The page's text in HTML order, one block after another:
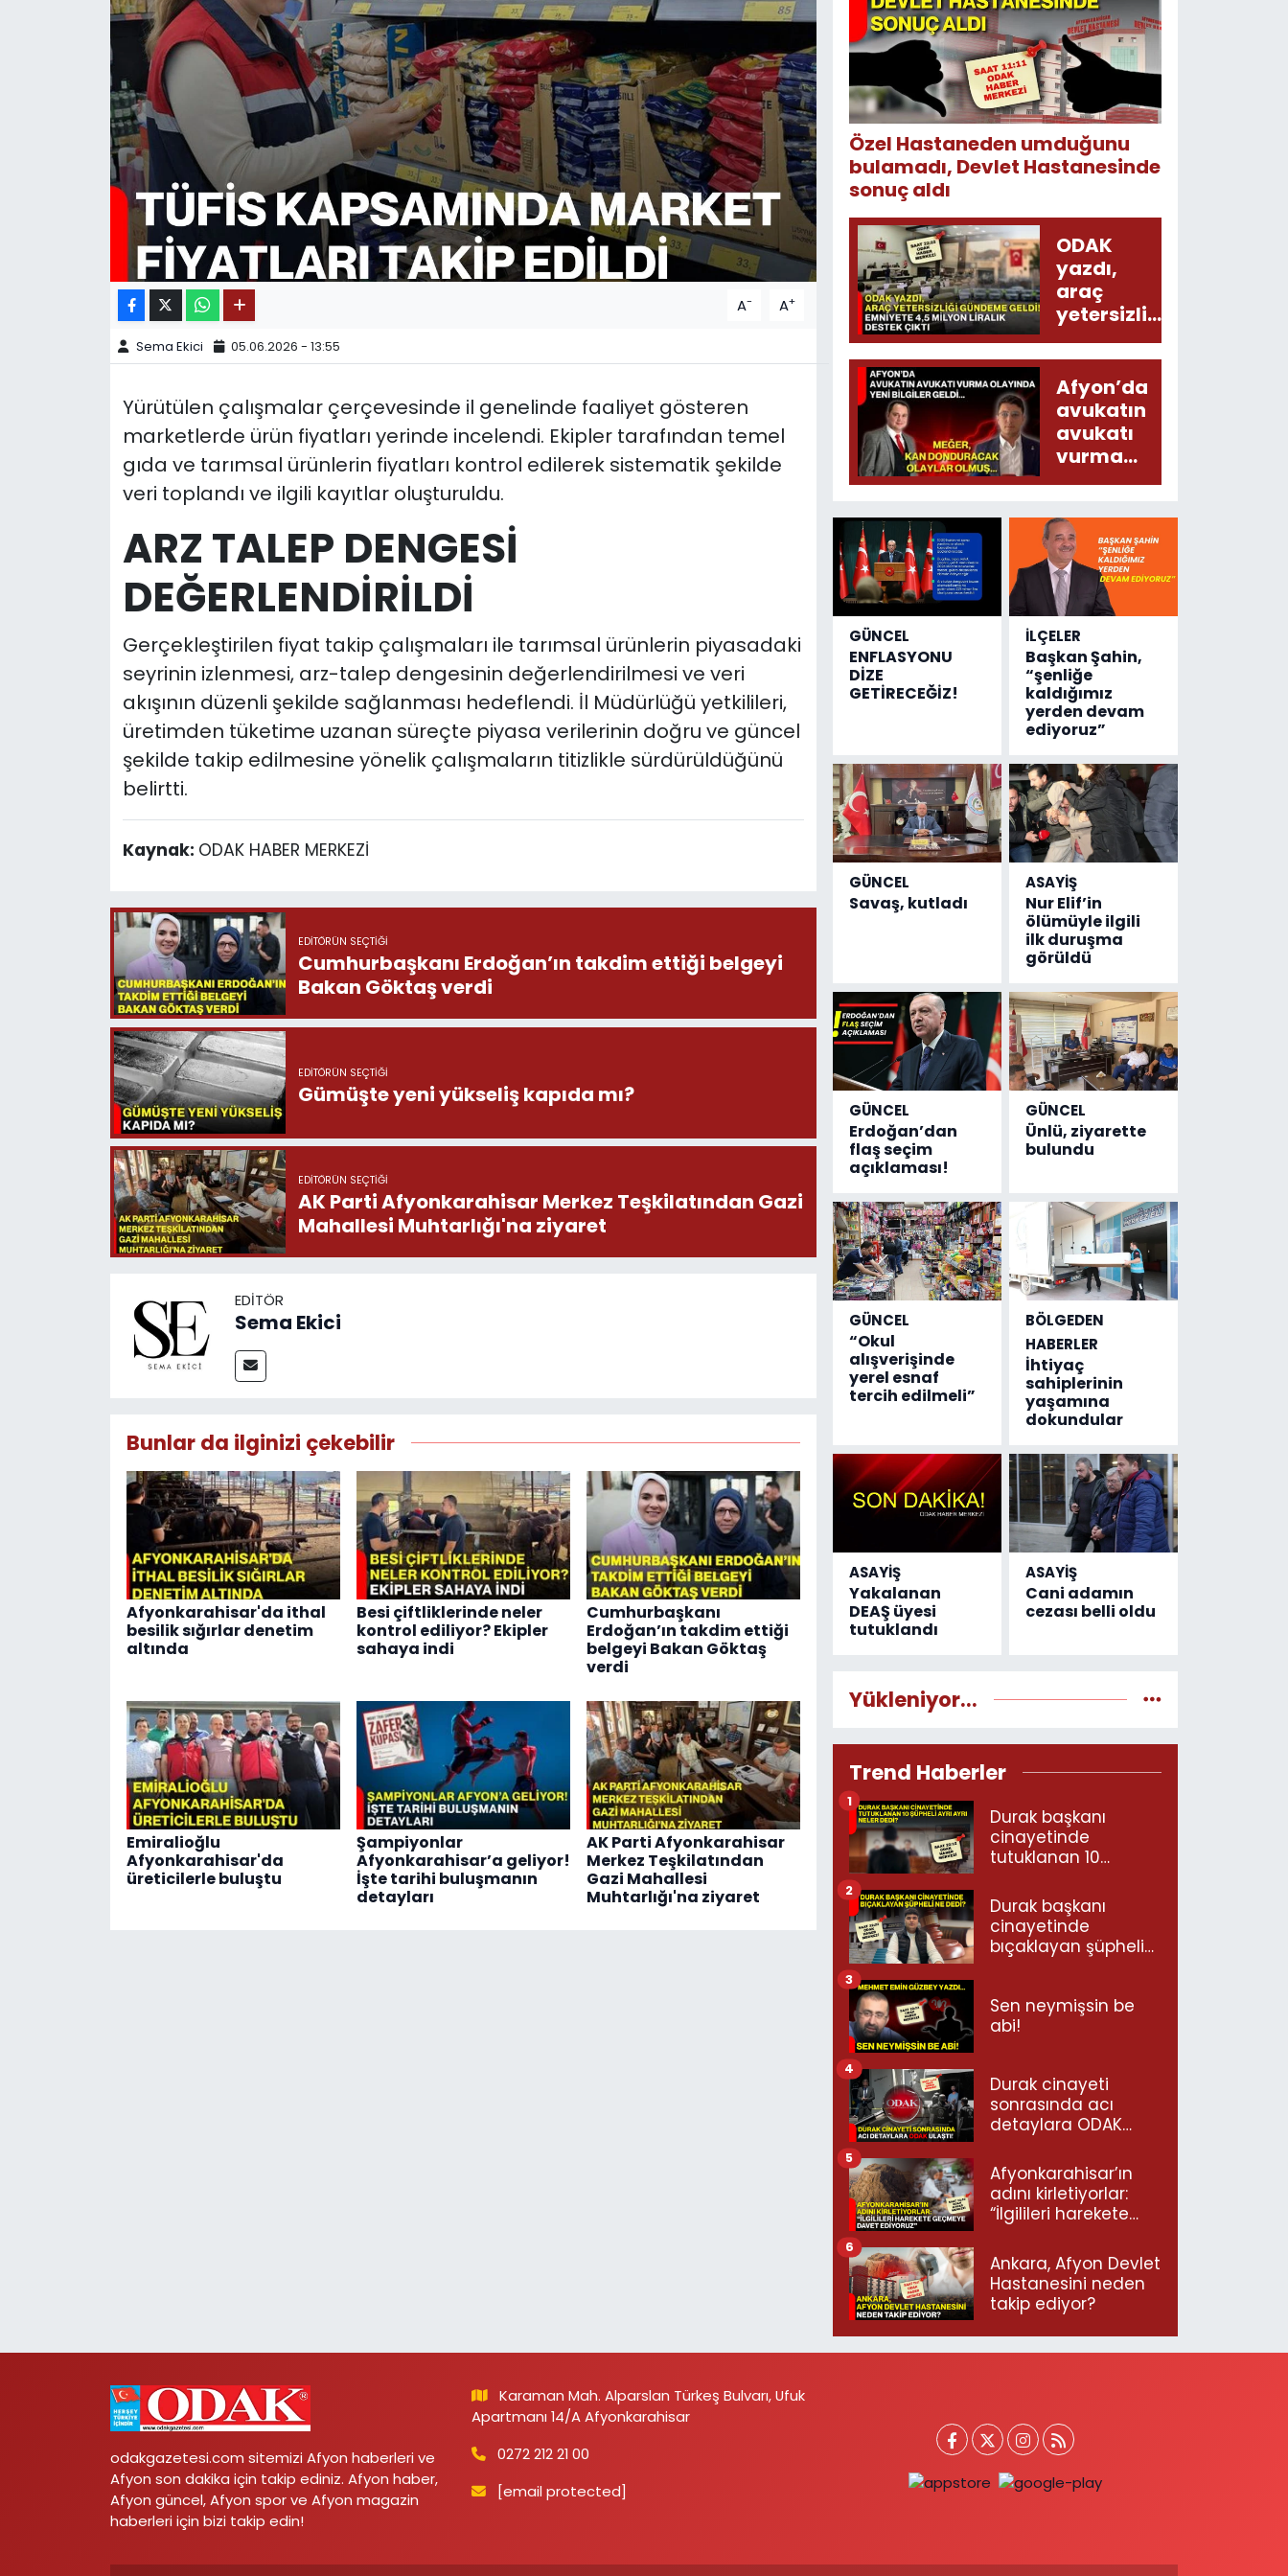
A- A+
Sema Ekici 05.06.2026 - 13:55
Yürütülen çalışmalar çerçevesinde il genelinde faaliyet gösteren
marketlerde ürün fiyatları yerinde incelendi. Ekipler tarafından temel
gıda ve tarımsal ürünlerin fiyatları kontrol edilerek sistematik şekilde
veri toplandı ve ilgili kayıtlar oluşturuldu.
ARZ TALEP DENGESİ
DEĞERLENDİRİLDİ
Gerçekleştirilen fiyat takip çalışmaları ile tarımsal ürünlerin piyasadaki
seyrinin izlenmesi, arz-talep dengesinin değerlendirilmesi ve veri
akışının düzenli şekilde sağlanması hedeflendi. İl Müdürlüğü yetkilileri,
üretimden tüketime uzanan süreçte piyasa verilerinin doğru ve güncel
şekilde takip edilmesine yönelik çalışmaların titizlikle sürdürüldüğünü
belirtti.
Kaynak: ODAK HABER MERKEZİ
EDITÖRÜN SEÇTIĞI
Cumhurbaşkanı Erdoğan’ın takdim ettiği belgeyi
Bakan Göktaş verdi
EDITÖRÜN SEÇTIĞI
Gümüşte yeni yükseliş kapıda mı?
EDITÖRÜN SEÇTIĞI
AK Parti Afyonkarahisar Merkez Teşkilatından Gazi
Mahallesi Muhtarlığı'na ziyaret
EDITÖR
Sema Ekici
Bunlar da ilginizi çekebilir
Afyonkarahisar'da ithal
besilik sığırlar denetim
altında
Besi çiftliklerinde neler
kontrol ediliyor? Ekipler
sahaya indi
Cumhurbaşkanı
Erdoğan’ın takdim ettiği
belgeyi Bakan Göktaş
verdi
Emiralioğlu
Afyonkarahisar'da
üreticilerle buluştu
Şampiyonlar
Afyonkarahisar’a geliyor!
İşte tarihi buluşmanın
detayları
AK Parti Afyonkarahisar
Merkez Teşkilatından
Gazi Mahallesi
Muhtarlığı'na ziyaret
Özel Hastaneden umduğunu
bulamadı, Devlet Hastanesinde
sonuç aldı
ODAK
yazdı,
araç
yetersizliği
gündeme
geldi!
Emniyete
4,5 milyon
liralık
destek
Afyon’da
avukatın
avukatı
vurma
olayında
geldi...
Meğer, kan
donduracak
olaylar
olmuş...
GÜNCEL
ENFLASYONU
DİZE
GETİRECEĞİZ!
İLÇELER
Başkan Şahin,
“şenliğe
kaldığımız
yerden devam
ediyoruz”
GÜNCEL
Savaş, kutladı
ASAYİŞ
Nur Elif’in
ölümüyle ilgili
ilk duruşma
görüldü
GÜNCEL
Erdoğan’dan
flaş seçim
açıklaması!
GÜNCEL
Ünlü, ziyarette
bulundu
GÜNCEL
“Okul
alışverişinde
yerel esnaf
tercih edilmeli”
BÖLGEDEN
HABERLER
İhtiyaç
sahiplerinin
yaşamına
dokundular
ASAYİŞ
Yakalanan
DEAŞ üyesi
tutuklandı
ASAYİŞ
Cani adamın
cezası belli oldu
Yükleniyor...
Trend Haberler
Durak başkanı
cinayetinde
tutuklanan 10
neler dedi?
1
Durak başkanı
cinayetinde
bıçaklayan şüpheli
2
Sen neymişsin be
abi!
3
Durak cinayeti
sonrasında acı
detaylara ODAK
4
Afyonkarahisar’ın
adını kirletiyorlar:
“İlgilileri harekete
ediyoruz”
5
Ankara, Afyon Devlet
Hastanesini neden
takip ediyor?
6
odakgazetesi.com sitemizi Afyon haberleri ve
Afyon son dakika için takip ediniz. Afyon haber,
Afyon güncel, Afyon spor ve Afyon magazin
haberleri için bizi takip edin!
Karaman Mah. Alparslan Türkeş Bulvarı, Ufuk
Apartmanı 14/A Afyonkarahisar
0272 212 21 00
[email protected]
11:11 MANŞET